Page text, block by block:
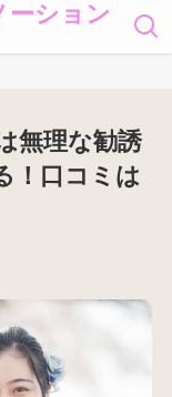
ーション
無理な勧誘
！口コミは